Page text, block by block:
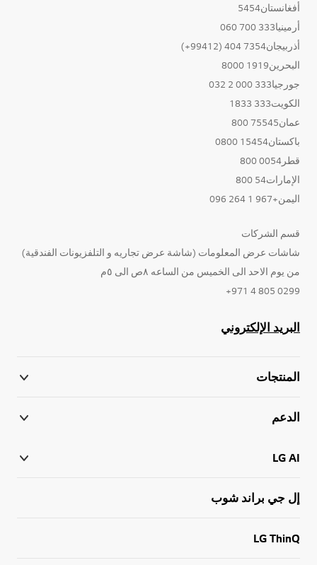
أفغانستان5454
أرمينيا333 700 060
أذربيجان7354 404 (99412+)
البحرين1919 8000
جورجيا333 000 2 032
الكويت333 1833
عمان75545 800
باكستان15454 0800
قطر0054 800
الإمارات54 800
اليمن+967 1 264 096
قسم الشركات
شاشات عرض المعلومات (شاشة عرض تجاريه و التلفزيونات الفندقية)
من يوم الاحد الى الخميس من الساعه ٨ص الى ٥م
0299 805 4 971+
البريد الإلكتروني
المنتجات
الدعم
LG AI
إل جي براند شوب
LG ThinQ